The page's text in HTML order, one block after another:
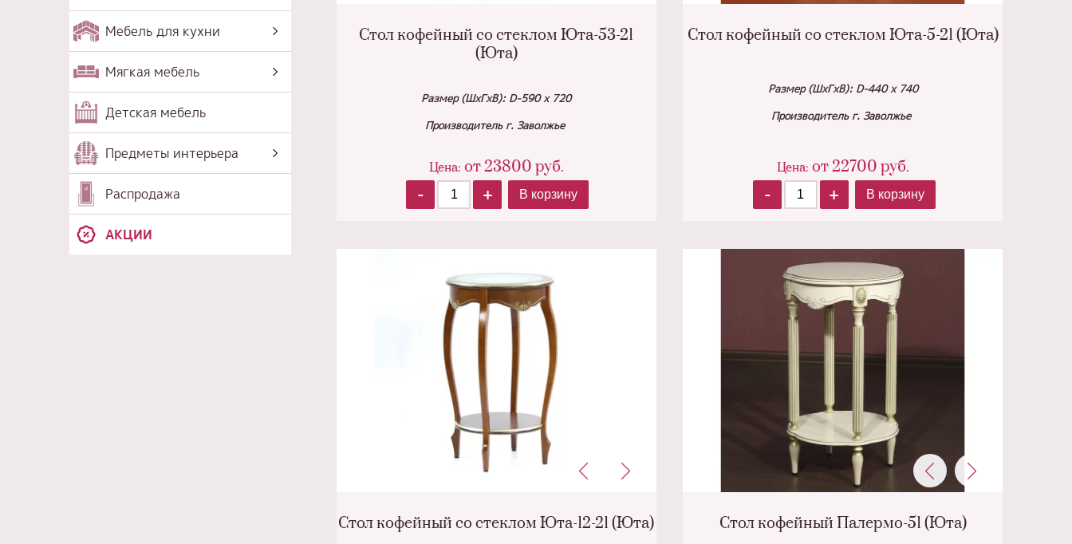
Мебель для кухни
Мягкая мебель
Детская мебель
Предметы интерьера
Распродажа
АКЦИИ
Стол кофейный со стеклом Юта-53-21
(Юта)
Размер (ШхГхВ): D-590 х 720
Производитель г. Заволжье
Цена: от23800 руб.
-
+ В корзину
Стол кофейный со стеклом Юта-5-21 (Юта)
Размер (ШхГхВ): D-440 х 740
Производитель г. Заволжье
Цена: от22700 руб.
-
+ В корзину
Стол кофейный со стеклом Юта-12-21 (Юта) Стол кофейный Палермо-51 (Юта)